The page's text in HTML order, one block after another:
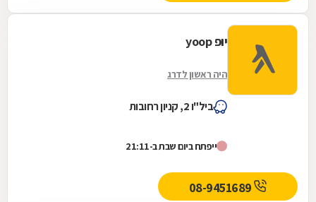
יופ yoop
היה ראשון לדרג
ביל"ו 2, קניון רחובות
ייפתח ביום שבת ב-21:11
08-9451689